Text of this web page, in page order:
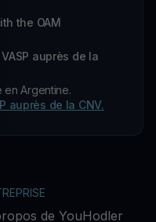
the OAM
auprès de la
en Argentine.
auprès de la CNV.
de YouHodler